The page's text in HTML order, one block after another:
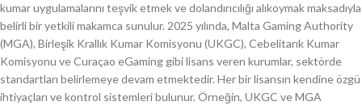
kumar uygulamalarını teşvik etmek ve dolandırıcılığı alıkoymak maksadıyla
belirli bir yetkili makamca sunulur. 2025 yılında, Malta Gaming Authority
(MGA), Birleşik Krallık Kumar Komisyonu (UKGC), Cebelitarık Kumar
Komisyonu ve Curaçao eGaming gibi lisans veren kurumlar, sektörde
standartları belirlemeye devam etmektedir. Her bir lisansın kendine özgü
ihtiyaçları ve kontrol sistemleri bulunur. Örneğin, UKGC ve MGA